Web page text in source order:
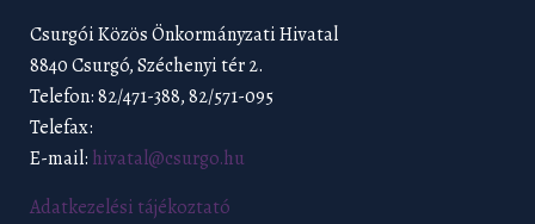
Csurgói Közös Önkormányzati Hivatal
8840 Csurgó, Széchenyi tér 2.
Telefon: 82/471-388, 82/571-095
Telefax:
E-mail: hivatal@csurgo.hu
Adatkezelési tájékoztató